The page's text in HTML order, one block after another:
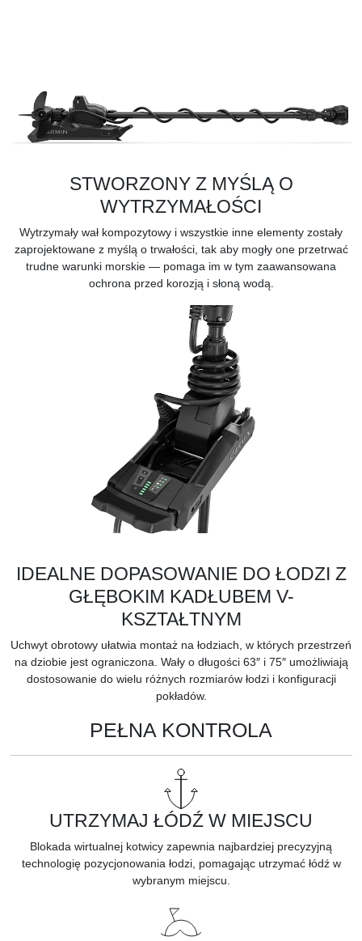
STWORZONY Z MYŚLĄ O
WYTRZYMAŁOŚCI
Wytrzymały wał kompozytowy i wszystkie inne elementy zostały
zaprojektowane z myślą o trwałości, tak aby mogły one przetrwać
trudne warunki morskie — pomaga im w tym zaawansowana
ochrona przed korozją i słoną wodą.
IDEALNE DOPASOWANIE DO ŁODZI Z
GŁĘBOKIM KADŁUBEM V-
KSZTAŁTNYM
Uchwyt obrotowy ułatwia montaż na łodziach, w których przestrzeń
na dziobie jest ograniczona. Wały o długości 63″ i 75″ umożliwiają
dostosowanie do wielu różnych rozmiarów łodzi i konfiguracji
pokładów.
PEŁNA KONTROLA
UTRZYMAJ ŁÓDŹ W MIEJSCU
Blokada wirtualnej kotwicy zapewnia najbardziej precyzyjną
technologię pozycjonowania łodzi, pomagając utrzymać łódź w
wybranym miejscu.